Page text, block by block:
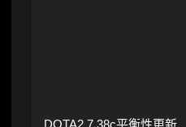
DOTA2 7.38c平衡性更新